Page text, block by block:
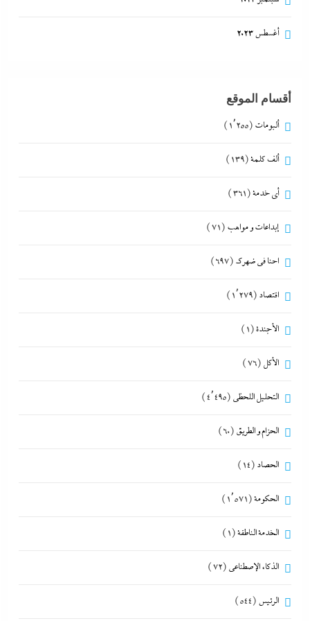
أغسطس 2023
أقسام الموقع
ألبومات (1٬255)
ألف كلمة(139)
أي خدمة(361)
إبداعات و مواهب (71)
احنا في ضهرك (697)
اقتصاد (1٬279)
الأجندة(1)
الأكل (76)
التحليل اللحظي (4٬495)
الحزام و الطريق (60)
الحصاد (14)
الحكومة(1٬571)
الخدمة الناطقة(1)
الذكاء الإصطناعي (72)
الرئيس (544)